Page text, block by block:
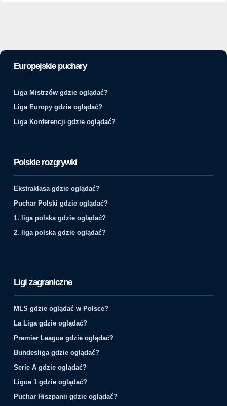
Europejskie puchary
Liga Mistrzów gdzie oglądać?
Liga Europy gdzie oglądać?
Liga Konferencji gdzie oglądać?
Polskie rozgrywki
Ekstraklasa gdzie oglądać?
Puchar Polski gdzie oglądać?
1. liga polska gdzie oglądać?
2. liga polska gdzie oglądać?
Ligi zagraniczne
MLS gdzie oglądać w Polsce?
La Liga gdzie oglądać?
Premier League gdzie oglądać?
Bundesliga gdzie oglądać?
Serie A gdzie oglądać?
Ligue 1 gdzie oglądać?
Puchar Hiszpanii gdzie oglądać?